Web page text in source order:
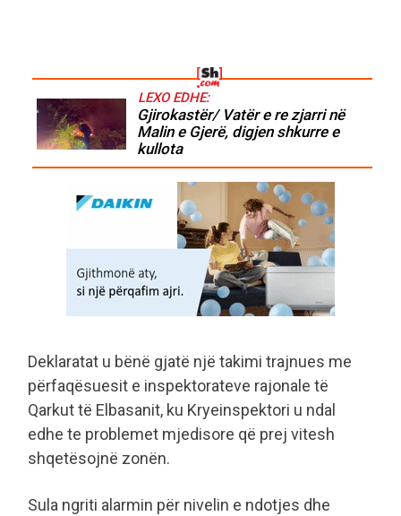
LEXO EDHE:
Gjirokastër/ Vatër e re zjarri në
Malin e Gjerë, digjen shkurre e
kullota
Deklaratat u bënë gjatë një takimi trajnues me
përfaqësuesit e inspektorateve rajonale të
Qarkut të Elbasanit, ku Kryeinspektori u ndal
edhe te problemet mjedisore që prej vitesh
shqetësojnë zonën.
Sula ngriti alarmin për nivelin e ndotjes dhe